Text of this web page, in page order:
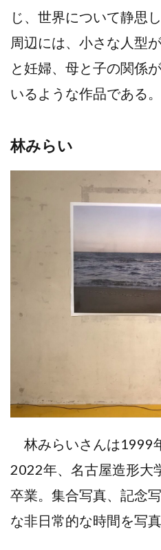
じ、世界について静思
周辺には、小さな人型
と妊婦、母と子の関係
いるような作品である。
林みらい
林みらいさんは1999
2022年、名古屋造形大
卒業。集合写真、記念
な非日常的な時間を写